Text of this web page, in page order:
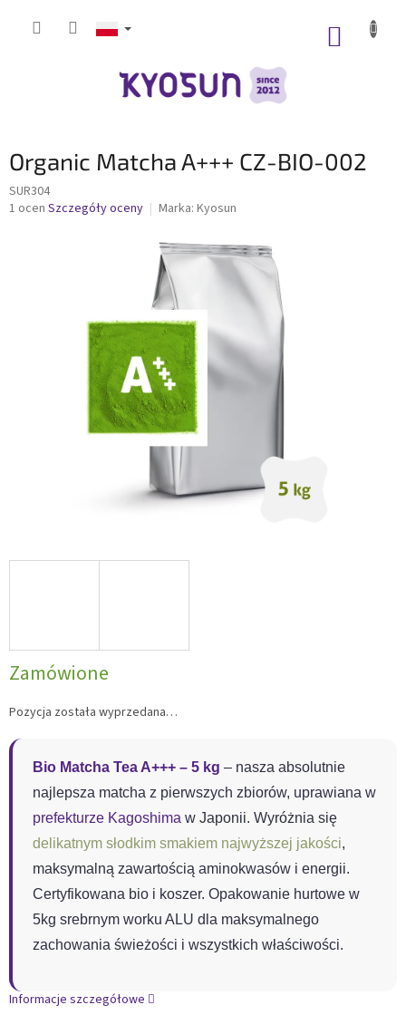
Organic Matcha A+++ CZ-BIO-002
SUR304
Średnia
1 ocen Szczegóły oceny Marka: Kyosun
Zamówione
Pozycja została wyprzedana…
Bio Matcha Tea A+++ – 5 kg – nasza absolutnie
najlepsza matcha z pierwszych zbiorów, uprawiana w
prefekturze Kagoshima w Japonii. Wyróżnia się
delikatnym słodkim smakiem najwyższej jakości,
maksymalną zawartością aminokwasów i energii.
Certyfikowana bio i koszer. Opakowanie hurtowe w
5kg srebrnym worku ALU dla maksymalnego
zachowania świeżości i wszystkich właściwości.
Informacje szczegółowe